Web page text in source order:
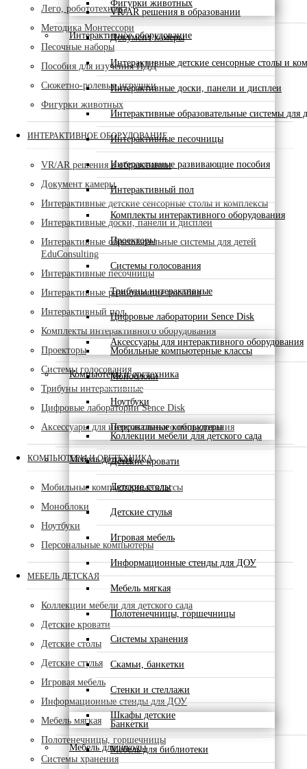
Фигурки животных
Интерактивное оборудование
VR/AR решения в образовании
Документ камеры
Интерактивные детские сенсорные столы и
Интерактивные доски, панели и дисплеи
Интерактивные образовательные системы для
Интерактивные песочницы
Интерактивные развивающие пособия
Интерактивный пол
Комплекты интерактивного оборудования
Проекторы
Системы голосования
Трибуны интерактивные
Цифровые лаборатории Sence Disk
Аксессуары для интерактивного оборудования
Компьютеры и оргтехника
Мобильные компьютерные классы
Моноблоки
Ноутбуки
Персональные компьютеры
Мебель детская
Коллекции мебели для детского сада
Детские кровати
Детские столы
Детские стулья
Игровая мебель
Информационные стенды для ДОУ
Мебель мягкая
Полотенечницы, горшечницы
Системы хранения
Скамьи, банкетки
Стенки и стеллажи
Шкафы детские
Мебель для школы
Банкетки
Мебель для библиотеки
Лего, робототехника
Методика Монтессори
Песочные наборы
Пособия для изучения ПДД
Сюжетно-ролевые игрушки
Фигурки животных
ИНТЕРАКТИВНОЕ ОБОРУДОВАНИЕ
VR/AR решения в образовании
Документ камеры
Интерактивные детские сенсорные столы и комплексы
Интерактивные доски, панели и дисплеи
Интерактивные образовательные системы для детей
EduConsulting
Интерактивные песочницы
Интерактивные развивающие пособия
Интерактивный пол
Комплекты интерактивного оборудования
Проекторы
Системы голосования
Трибуны интерактивные
Цифровые лаборатории Sence Disk
Аксессуары для интерактивного оборудования
КОМПЬЮТЕРЫ И ОРГТЕХНИКА
Мобильные компьютерные классы
Моноблоки
Ноутбуки
Персональные компьютеры
МЕБЕЛЬ ДЕТСКАЯ
Коллекции мебели для детского сада
Детские кровати
Детские столы
Детские стулья
Игровая мебель
Информационные стенды для ДОУ
Мебель мягкая
Полотенечницы, горшечницы
Системы хранения